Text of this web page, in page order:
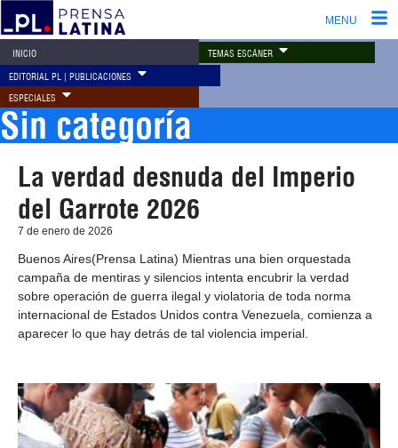
MENU
INICIO TEMAS ESCÁNER
EDITORIAL PL | PUBLICACIONES
ESPECIALES
Sin categoría
La verdad desnuda del Imperio
del Garrote 2026
7 de enero de 2026
Buenos Aires(Prensa Latina) Mientras una bien orquestada
campaña de mentiras y silencios intenta encubrir la verdad
sobre operación de guerra ilegal y violatoria de toda norma
internacional de Estados Unidos contra Venezuela, comienza a
aparecer lo que hay detrás de tal violencia imperial.